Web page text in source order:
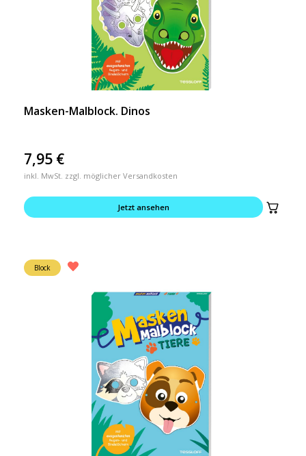
Masken-Malblock. Dinos
7,95 €
inkl. MwSt. zzgl. möglicher Versandkosten
Jetzt ansehen
Block